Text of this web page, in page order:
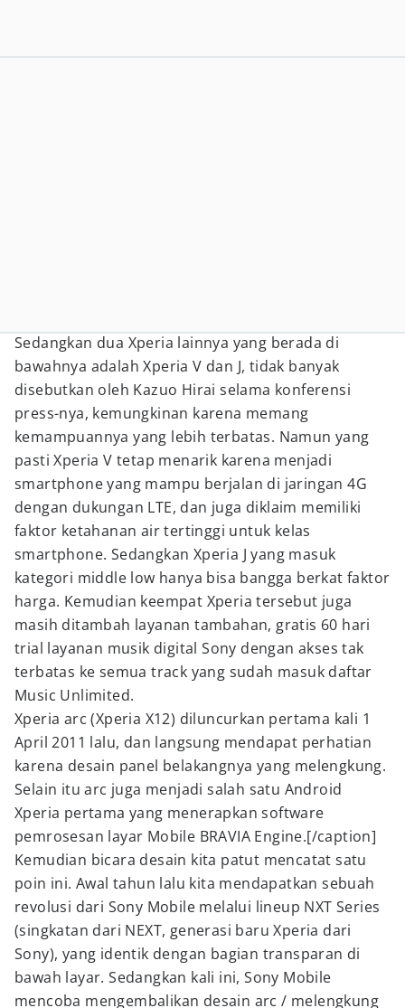
Sedangkan dua Xperia lainnya yang berada di
bawahnya adalah Xperia V dan J, tidak banyak
disebutkan oleh Kazuo Hirai selama konferensi
press-nya, kemungkinan karena memang
kemampuannya yang lebih terbatas. Namun yang
pasti Xperia V tetap menarik karena menjadi
smartphone yang mampu berjalan di jaringan 4G
dengan dukungan LTE, dan juga diklaim memiliki
faktor ketahanan air tertinggi untuk kelas
smartphone. Sedangkan Xperia J yang masuk
kategori middle low hanya bisa bangga berkat faktor
harga. Kemudian keempat Xperia tersebut juga
masih ditambah layanan tambahan, gratis 60 hari
trial layanan musik digital Sony dengan akses tak
terbatas ke semua track yang sudah masuk daftar
Music Unlimited.
Xperia arc (Xperia X12) diluncurkan pertama kali 1
April 2011 lalu, dan langsung mendapat perhatian
karena desain panel belakangnya yang melengkung.
Selain itu arc juga menjadi salah satu Android
Xperia pertama yang menerapkan software
pemrosesan layar Mobile BRAVIA Engine.[/caption]
Kemudian bicara desain kita patut mencatat satu
poin ini. Awal tahun lalu kita mendapatkan sebuah
revolusi dari Sony Mobile melalui lineup NXT Series
(singkatan dari NEXT, generasi baru Xperia dari
Sony), yang identik dengan bagian transparan di
bawah layar. Sedangkan kali ini, Sony Mobile
mencoba mengembalikan desain arc / melengkung